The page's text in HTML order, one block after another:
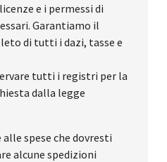
e i permessi di
Garantiamo il
di tutti i dazi, tasse e
tutti i registri per la
dalla legge
spese che dovresti
alcune spedizioni